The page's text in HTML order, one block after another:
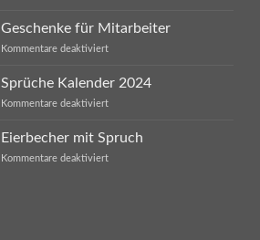
Tassen
werden
Geschenke für Mitarbeiter
Kommentare deaktiviertfür
Mitarbeiter
Sprüche Kalender 2024
Kommentare deaktiviertfür
2024
Eierbecher mit Spruch
Kommentare deaktiviertfür